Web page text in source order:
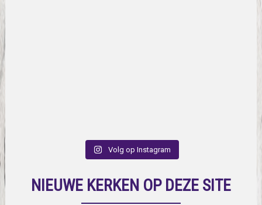
Volg op Instagram
NIEUWE KERKEN OP DEZE SITE